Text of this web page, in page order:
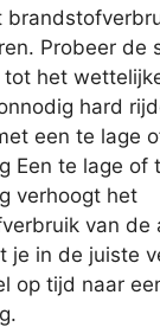
Probeer de
tot het
hard
een te lage
Een te lage of
verhoogt het
van de
je in de juiste
op tijd naar